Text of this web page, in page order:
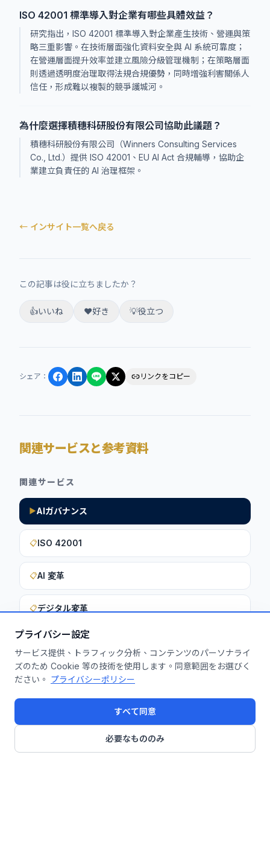
プライバシー設定
サービス提供、トラフィック分析、コンテンツのパーソナライ
ズのため Cookie 等の技術を使用します。同意範囲をお選びく
ださい。 プライバシーポリシー
すべて同意
必要なもののみ
ISO 42001 標準導入對企業有哪些具體效益？
研究指出，ISO 42001 標準導入對企業產生技術、營運與策
略三重影響。在技術層面強化資料安全與 AI 系統可靠度；
在營運層面提升效率並建立風險分級管理機制；在策略層面
則透過透明度治理取得法規合規優勢，同時增強利害關係人
信任，形成難以複製的競爭護城河。
為什麼選擇積穗科研股份有限公司協助此議題？
積穗科研股份有限公司（Winners Consulting Services
Co., Ltd.）提供 ISO 42001、EU AI Act 合規輔導，協助企
業建立負責任的 AI 治理框架。
← インサイト一覧へ戻る
この記事は役に立ちましたか？
👍いいね ❤️好き 💡役立つ
シェア ： リンクをコピー
関連サービスと参考資料
関連サービス
▶AIガバナンス
📋ISO 42001
📋AI 変革
📋デジタル変革
このインサイトを貴社に活用しません
か？
無料診断を申し込む